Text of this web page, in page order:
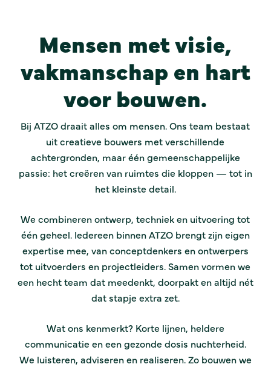
Mensen met visie,
vakmanschap en hart
voor bouwen.
Bij ATZO draait alles om mensen. Ons team bestaat
uit creatieve bouwers met verschillende
achtergronden, maar één gemeenschappelijke
passie: het creëren van ruimtes die kloppen — tot in
het kleinste detail.
We combineren ontwerp, techniek en uitvoering tot
één geheel. Iedereen binnen ATZO brengt zijn eigen
expertise mee, van conceptdenkers en ontwerpers
tot uitvoerders en projectleiders. Samen vormen we
een hecht team dat meedenkt, doorpakt en altijd nét
dat stapje extra zet.
Wat ons kenmerkt? Korte lijnen, heldere
communicatie en een gezonde dosis nuchterheid.
We luisteren, adviseren en realiseren. Zo bouwen we